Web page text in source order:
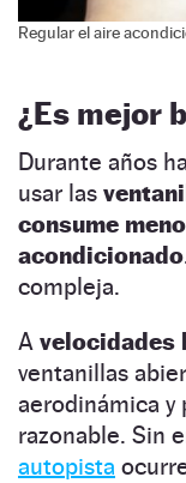
Regular el aire
¿Es mejor
Durante años
usar las
consume
acondicionado
compleja.
A velocidades
ventanillas
aerodinámica y
razonable. Sin
autopista